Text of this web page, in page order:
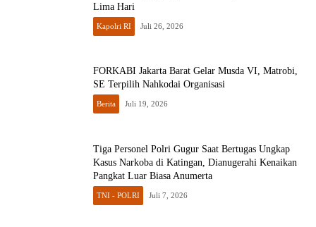
Lima Hari
Kapolri RI Juli 26, 2026
FORKABI Jakarta Barat Gelar Musda VI, Matrobi,
SE Terpilih Nahkodai Organisasi
Berita Juli 19, 2026
Tiga Personel Polri Gugur Saat Bertugas Ungkap
Kasus Narkoba di Katingan, Dianugerahi Kenaikan
Pangkat Luar Biasa Anumerta
TNI - POLRI Juli 7, 2026